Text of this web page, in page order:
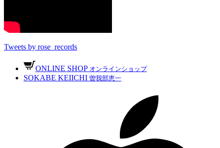
Tweets by rose_records
ONLINE SHOP オンラインショップ
SOKABE KEIICHI 曽我部恵一